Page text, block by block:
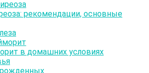
рекомендации, основные
в домашних условиях